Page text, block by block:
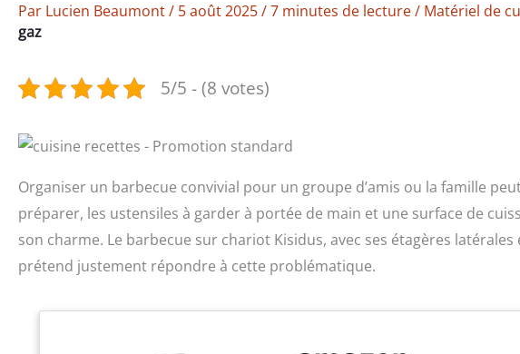
Par Lucien Beaumont/ 5 août 2025/7 minutes de lecture/ Matériel de
gaz
5/5 - (8 votes)
Organiser un barbecue convivial pour un groupe d’amis ou la famille
préparer, les ustensiles à garder à portée de main et une surface de
son charme. Le barbecue sur chariot Kisidus, avec ses étagères
prétend justement répondre à cette problématique.